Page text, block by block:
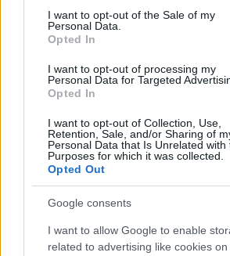
consent section.
I want to opt-out of the Sale of my
Personal Data.
Opted In
I want to opt-out of processing my
Personal Data for Targeted
Opted In
I want to opt-out of Collection, Use,
Retention, Sale, and/or Sharing of
Personal Data that Is Unrelated with
Purposes for which it was collected.
Opted Out
Google consents
I want to allow Google to enable
related to advertising like cookies
Angyalföld Budapest
Angyalföldön
A Béke utca és a Tahi utca
átkelőhelyek létesülnek, ehhez pedig
és teljesen új jelzőlámpás
kiépítenek.
Másfélszeresére
Hódmezővásárhely